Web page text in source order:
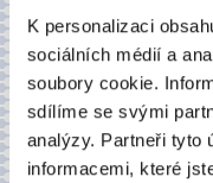
K personalizaci
sociálních médií a
soubory cookie.
sdílíme se svými
analýzy. Partneři tyto
informacemi, které
kolem levády
ohni připravenou
výhledem. A pak
ocenění pro
pěstování. Pro
atmosféře a
Anna